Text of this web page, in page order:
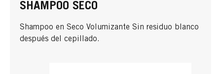
SHAMPOO SECO
Shampoo en Seco Volumizante Sin residuo blanco
después del cepillado.